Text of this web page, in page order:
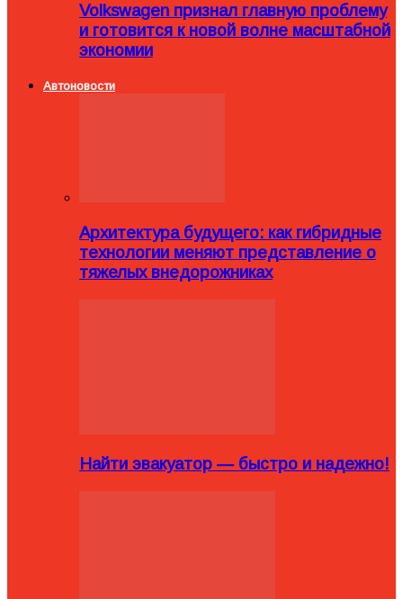
Volkswagen признал главную проблему
и готовится к новой волне масштабной
экономии
Автоновости
Архитектура будущего: как гибридные
технологии меняют представление о
тяжелых внедорожниках
Найти эвакуатор — быстро и надежно!